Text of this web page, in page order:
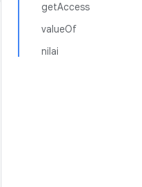
getAccess
valueOf
nilai